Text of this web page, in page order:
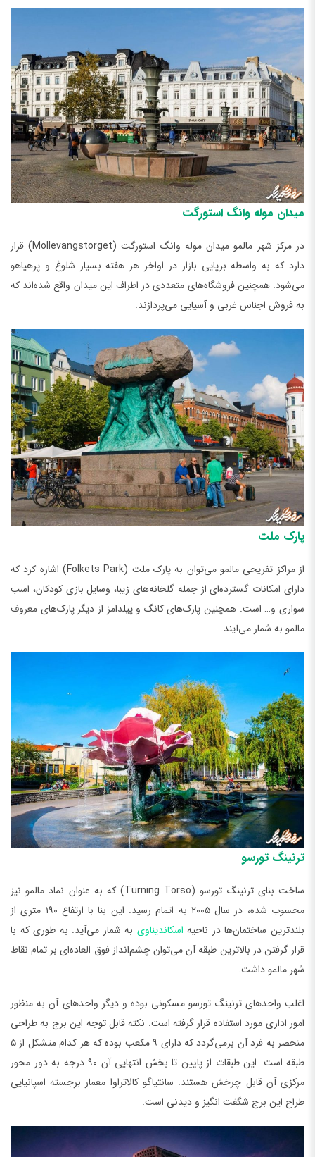
میدان موله وانگ استورگت
در مرکز شهر مالمو میدان موله وانگ استورگت (Mollevangstorget) قرار
دارد که به واسطه برپایی بازار در اواخر هر هفته بسیار شلوغ و پرهیاهو
می‌شود. همچنین فروشگاه‌های متعددی در اطراف این میدان واقع شده‌اند که
به فروش اجناس غربی و آسیایی می‌پردازند.
پارک ملت
از مراکز تفریحی مالمو می‌توان به پارک ملت (Folkets Park) اشاره کرد که
دارای امکانات گسترده‌ای از جمله گلخانه‌های زیبا، وسایل بازی کودکان، اسب
سواری و… است. همچنین پارک‌های کانگ و پیلدامز از دیگر پارک‌های معروف
مالمو به شمار می‌آیند.
ترنینگ تورسو
ساخت بنای ترنینگ تورسو (Turning Torso) که به عنوان نماد مالمو نیز
محسوب شده، در سال ۲۰۰۵ به اتمام رسید. این بنا با ارتفاع ۱۹۰ متری از
بلندترین ساختمان‌ها در ناحیه اسکاندیناوی به شمار می‌آید. به طوری که با
قرار گرفتن در بالاترین طبقه آن می‌توان چشم‌انداز فوق العاده‌ای بر تمام نقاط
شهر مالمو داشت.
اغلب واحدهای ترنینگ تورسو مسکونی بوده و دیگر واحدهای آن به منظور
امور اداری مورد استفاده قرار گرفته است. نکته قابل توجه این برج به طراحی
منحصر به فرد آن برمی‌گردد که دارای ۹ مکعب بوده که هر کدام متشکل از ۵
طبقه است. این طبقات از پایین تا بخش انتهایی آن ۹۰ درجه به دور محور
مرکزی آن قابل چرخش هستند. سانتیاگو کالاتراوا معمار برجسته اسپانیایی
طراح این برج شگفت انگیز و دیدنی است.